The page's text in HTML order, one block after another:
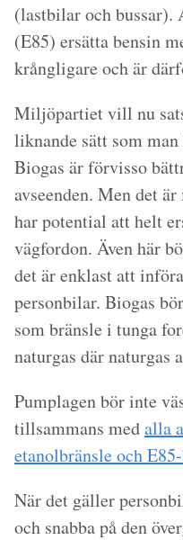
(lastbilar och
(E85) ersätta bensin
krångligare och är
Miljöpartiet vill nu
liknande sätt som
Biogas är förvisso
avseenden. Men det
har potential att helt
vägfordon. Även här
det är enklast att
personbilar. Biogas
som bränsle i tunga
naturgas där naturgas
Pumplagen bör inte
tillsammans medalla
etanolbränsle och
När det gäller
och snabba på den